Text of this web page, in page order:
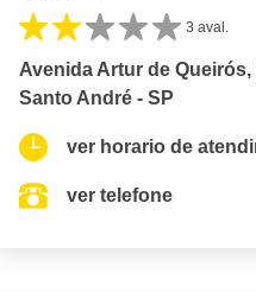
3 aval.
Avenida Artur de
Santo André - SP
ver horario de
ver telefone